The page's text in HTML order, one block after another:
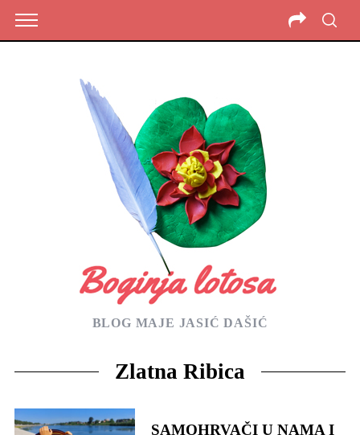
BLOG MAJE JASIĆ DAŠIĆ
Zlatna Ribica
SAMOHRVAČI U NAMA I